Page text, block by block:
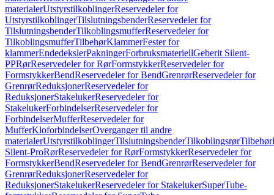
materialerUtstyrstilkoblingerReservedeler for
UtstyrstilkoblingerTilslutningsbenderReservedeler for
TilslutningsbenderTilkoblingsmufferReservedeler for
TilkoblingsmufferTilbehørKlammerFester for
klammerEndedekslerPakningerForbruksmateriellGeberit Silent-
PPRørReservedeler for RørFormstykkerReservedeler for
FormstykkerBendReservedeler for BendGrenrørReservedeler for
GrenrørReduksjonerReservedeler for
ReduksjonerStakelukerReservedeler for
StakelukerForbindelserReservedeler for
ForbindelserMufferReservedeler for
MufferKloforbindelserOverganger til andre
materialerUtstyrstilkoblingerTilslutningsbenderTilkoblingsrørTilbehør
Silent-ProRørReservedeler for RørFormstykkerReservedeler for
FormstykkerBendReservedeler for BendGrenrørReservedeler for
GrenrørReduksjonerReservedeler for
ReduksjonerStakelukerReservedeler for StakelukerSuperTube-